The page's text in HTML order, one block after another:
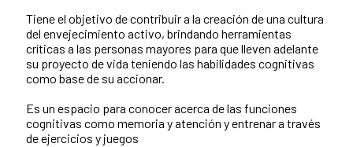
Tiene el objetivo de contribuir a la creación de una cultura
del envejecimiento activo, brindando herramientas
críticas a las personas mayores para que lleven adelante
su proyecto de vida teniendo las habilidades cognitivas
como base de su accionar.
Es un espacio para conocer acerca de las funciones
cognitivas como memoria y atención y entrenar a través
de ejercicios y juegos